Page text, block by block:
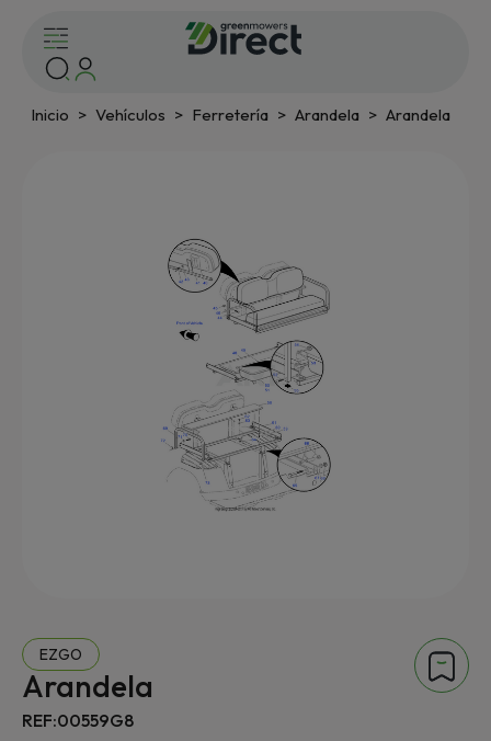
Inicio Vehículos Ferretería Arandela Arandela
EZGO
Arandela
REF:00559G8